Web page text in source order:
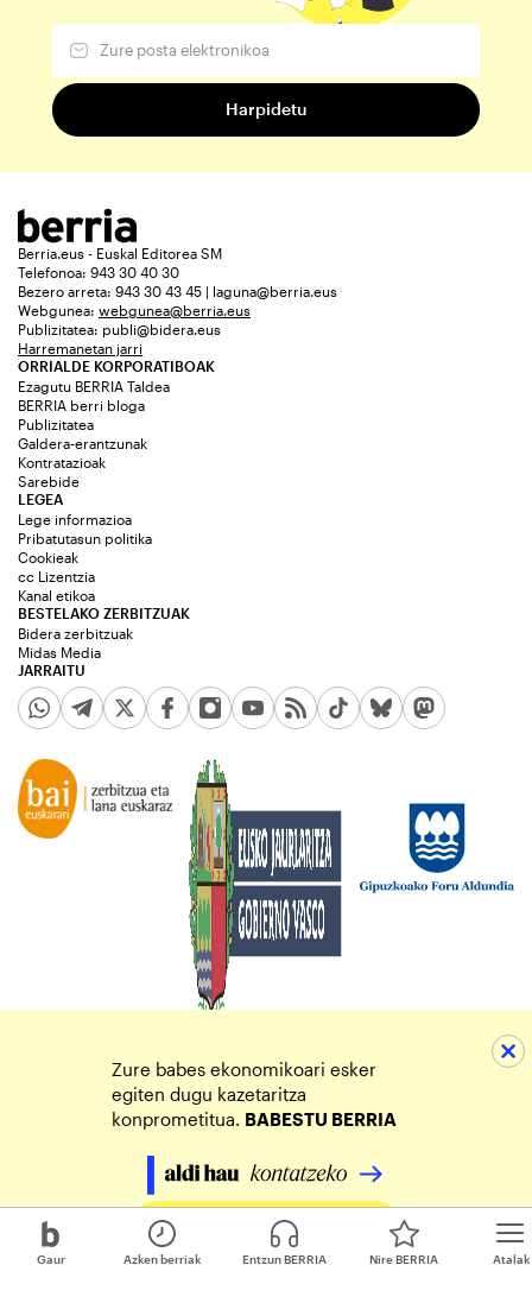
Gaur Atalak
Azken berriak Entzun BERRIA Nire BERRIA
Berria.eus - Euskal Editorea SM
Telefonoa: 943 30 40 30
Bezero arreta: 943 30 43 45 | laguna@berria.eus
Webgunea: webgunea@berria.eus
Publizitatea: publi@bidera.eus
Harremanetan jarri
ORRIALDE KORPORATIBOAK
Ezagutu BERRIA Taldea
BERRIA berri bloga
Publizitatea
Galdera-erantzunak
Kontratazioak
Sarebide
JARRAITU
LEGEA
Lege informazioa
Pribatutasun politika
Cookieak
cc Lizentzia
Kanal etikoa
BESTELAKO ZERBITZUAK
Bidera zerbitzuak
Midas Media
Zure babes ekonomikoari esker
egiten dugu kazetaritza
konprometitua. BABESTU BERRIA
Egin zure ekarpena